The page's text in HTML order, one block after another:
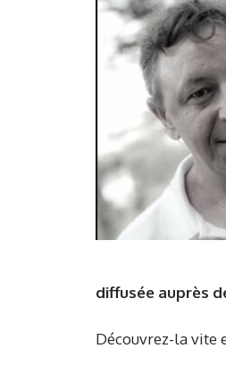
diffusée auprès
Découvrez-la vite